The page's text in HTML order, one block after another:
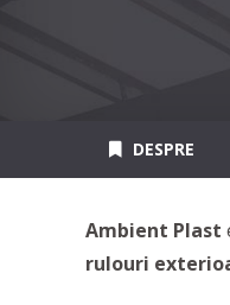
DESPRE
Ambient Plast
rulouri